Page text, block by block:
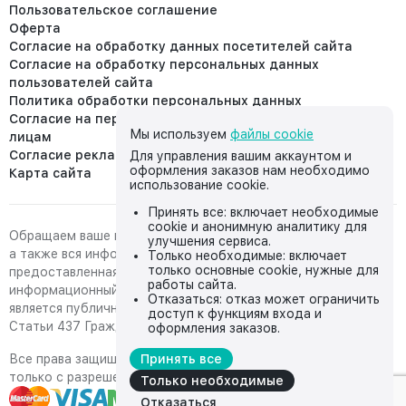
Пользовательское соглашение
Оферта
Согласие на обработку данных посетителей сайта
Согласие на обработку персональных данных
пользователей сайта
Политика обработки персональных данных
Согласие на передачу персональных данных третьим
лицам
Согласие реклама
Карта сайта
Обращаем ваше внимание на то, что данный интернет-сайт,
а также вся информация о товарах и ценах,
предоставленная на нём, носит исключительно
информационный характер и ни при каких условиях не
является публичной офертой, определяемой положениями
Статьи 437 Гражданского кодекса Российской Федерации.
Все права защищены, любое копирование с сайта возможно
только с разрешения владельца сайта
Мы используем файлы cookie
Для управления вашим аккаунтом и
оформления заказов нам необходимо
использование cookie.
Принять все: включает необходимые
cookie и анонимную аналитику для
улучшения сервиса.
Только необходимые: включает
только основные cookie, нужные для
работы сайта.
Отказаться: отказ может ограничить
доступ к функциям входа и
оформления заказов.
Принять все
Только необходимые
Отказаться